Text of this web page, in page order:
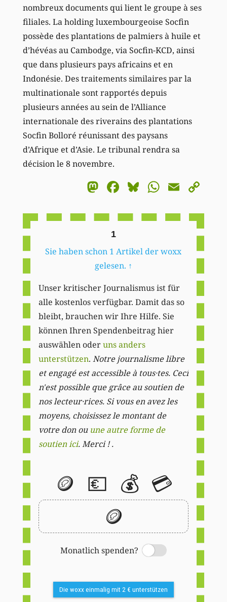
nombreux documents qui lient le groupe à ses
filiales. La holding luxembourgeoise Socfin
possède des plantations de palmiers à huile et
d’hévéas au Cambodge, via Socfin-KCD, ainsi
que dans plusieurs pays africains et en
Indonésie. Des traitements similaires par la
multinationale sont rapportés depuis
plusieurs années au sein de l’Alliance
internationale des riverains des plantations
Socfin Bolloré réunissant des paysans
d’Afrique et d’Asie. Le tribunal rendra sa
décision le 8 novembre.
Mastodon
Facebook
BlueskyEmail
1
Sie haben schon 1 Artikel der woxx
gelesen. ↑
Unser kritischer Journalismus ist für
alle kostenlos verfügbar. Damit das so
bleibt, brauchen wir Ihre Hilfe. Sie
können Ihren Spendenbeitrag hier
auswählen oderuns anders
unterstützen. Notre journalisme libre
et engagé est accessible à tous·tes. Ceci
n'est possible que grâce au soutien de
nos lecteur·rices. Si vous en avez les
moyens, choisissez le montant de
votre don ou une autre forme de
soutien ici. Merci ! .
🪙 💶 💰 💳
🪙
Monatlich spenden?
Switch
Die woxx einmalig mit 2 € unterstützen